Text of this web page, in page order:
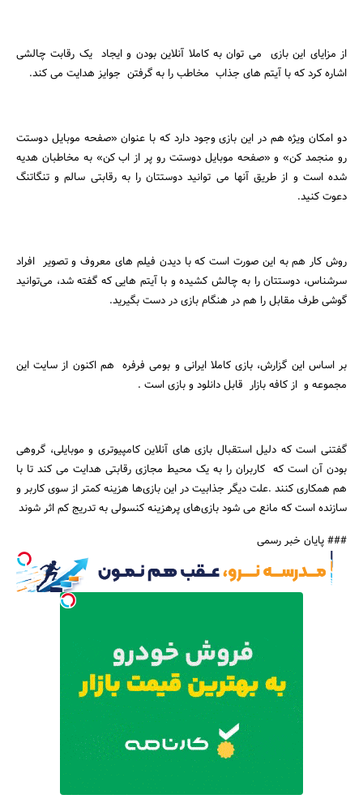
از مزایای این بازی می توان به کاملا آنلاین بودن و ایجاد یک رقابت چالشی
اشاره کرد که با آیتم های جذاب مخاطب را به گرفتن جوایز هدایت می کند.
دو امکان ویژه هم در این بازی وجود دارد که با عنوان «صفحه موبایل دوستت
رو منجمد کن» و «صفحه موبایل دوستت رو پر از اب کن» به مخاطبان هدیه
شده است و از طریق آنها می توانید دوستتان را به رقابتی سالم و تنگاتنگ
دعوت کنید.
روش کار هم به این صورت است که با دیدن فیلم های معروف و تصویر افراد
سرشناس، دوستتان را به چالش کشیده و با آیتم هایی که گفته شد، می‌توانید
گوشی طرف مقابل را هم در هنگام بازی در دست بگیرید.
بر اساس این گزارش، بازی کاملا ایرانی و بومی فرفره هم اکنون از سایت این
مجموعه و از کافه بازار قابل دانلود و بازی است .
گفتنی است که دلیل استقبال بازی های آنلاین کامپیوتری و موبایلی، گروهی
بودن آن است که کاربران را به یک محیط مجازی رقابتی هدایت می کند تا با
هم همکاری کنند .علت دیگر جذابیت در این بازی‌ها هزینه کمتر از سوی کاربر و
سازنده است که مانع می شود بازی‌های پرهزینه کنسولی به تدریج کم اثر شوند
### پایان خبر رسمی